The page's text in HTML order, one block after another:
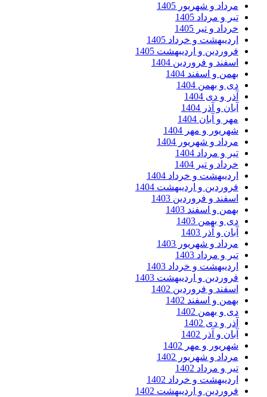
مرداد و شهریور 1405
تیر و مرداد 1405
خرداد و تیر 1405
اردیبهشت و خرداد 1405
فروردین و اردیبهشت 1405
اسفند و فروردین 1404
بهمن و اسفند 1404
دی و بهمن 1404
آذر و دی 1404
آبان و آذر 1404
مهر و آبان 1404
شهریور و مهر 1404
مرداد و شهریور 1404
تیر و مرداد 1404
خرداد و تیر 1404
اردیبهشت و خرداد 1404
فروردین و اردیبهشت 1404
اسفند و فروردین 1403
بهمن و اسفند 1403
دی و بهمن 1403
آبان و آذر 1403
مرداد و شهریور 1403
تیر و مرداد 1403
اردیبهشت و خرداد 1403
فروردین و اردیبهشت 1403
اسفند و فروردین 1402
بهمن و اسفند 1402
دی و بهمن 1402
آذر و دی 1402
آبان و آذر 1402
شهریور و مهر 1402
مرداد و شهریور 1402
تیر و مرداد 1402
اردیبهشت و خرداد 1402
فروردین و اردیبهشت 1402